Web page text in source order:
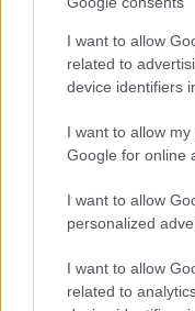
I want to allow
related to
device identifiers
I want to allow
Google for online
I want to allow
personalized
I want to allow
related to
Le persone a
plusvalenze
questa
sottolineato che
società del 5% di
siano imposte sul
criptovalute.